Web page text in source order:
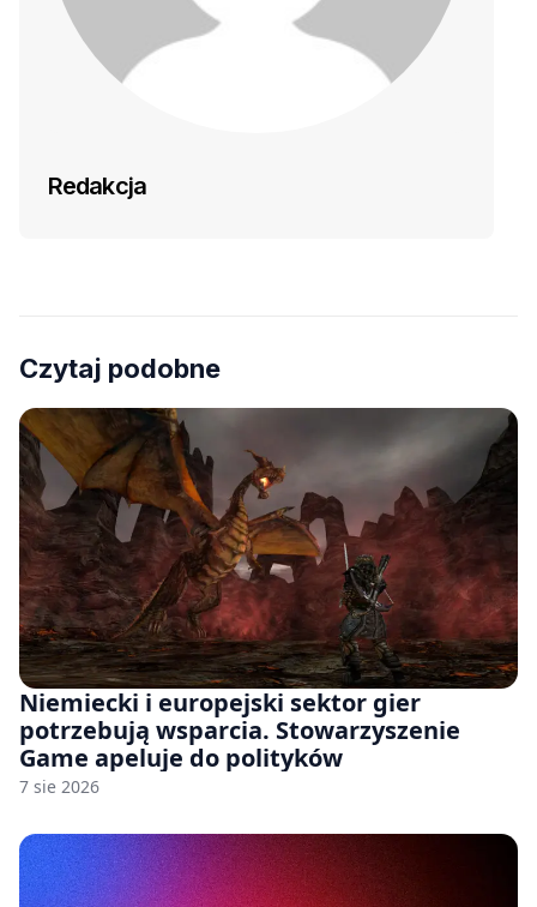
Redakcja
Czytaj podobne
Niemiecki i europejski sektor gier
potrzebują wsparcia. Stowarzyszenie
Game apeluje do polityków
7 sie 2026